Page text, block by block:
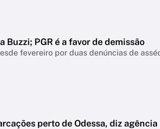
Buzzi; PGR é a favor de demissão
fevereiro por duas denúncias de
perto de Odessa, diz agência